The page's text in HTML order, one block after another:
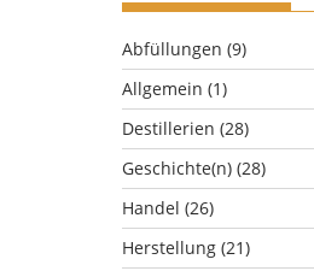
Abfüllungen (9)
Allgemein (1)
Destillerien (28)
Geschichte(n) (28)
Handel (26)
Herstellung (21)